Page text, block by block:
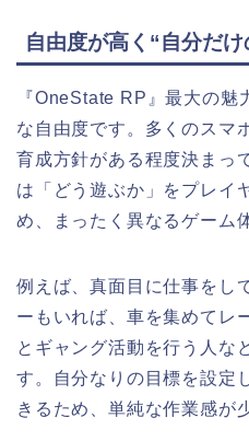
自由度が高く“自分だ
『OneState RP 』最大の魅
な自由度です。多くのスマ
育成方針がある程度決まっ
は「どう遊ぶか」をプレイ
め、まったく異なるゲーム
例えば、真面目に仕事をし
ーもいれば、車を集めてレ
とギャング活動を行う人な
す。自分なりの目標を設定
きるため、単純な作業感が